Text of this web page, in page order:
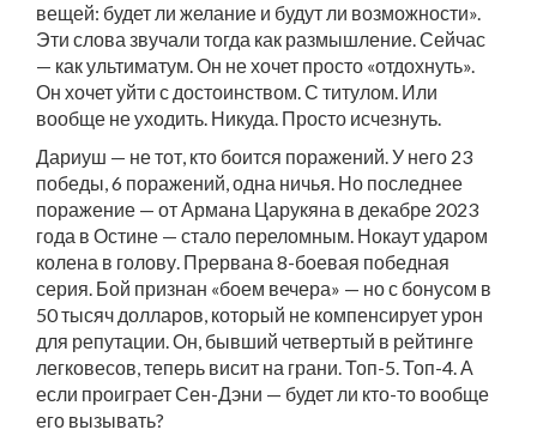
вещей: будет ли желание и будут ли возможности».
Эти слова звучали тогда как размышление. Сейчас
— как ультиматум. Он не хочет просто «отдохнуть».
Он хочет уйти с достоинством. С титулом. Или
вообще не уходить. Никуда. Просто исчезнуть.
Дариуш — не тот, кто боится поражений. У него 23
победы, 6 поражений, одна ничья. Но последнее
поражение — отАрмана Царукяна в декабре 2023
года в Остине — стало переломным. Нокаут ударом
колена в голову. Прервана 8-боевая победная
серия. Бой признан «боем вечера» — но с бонусом в
50 тысяч долларов, который не компенсирует урон
для репутации. Он, бывший четвертый в рейтинге
легковесов, теперь висит на грани. Топ-5. Топ-4. А
если проиграет Сен-Дэни — будет ли кто-то вообще
его вызывать?